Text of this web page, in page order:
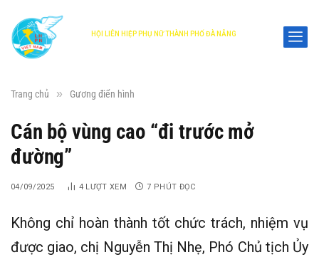
HỘI LIÊN HIỆP PHỤ NỮ THÀNH PHỐ ĐÀ NẴNG
Trang chủ » Gương điển hình
Cán bộ vùng cao “đi trước mở
đường”
04/09/2025 4 LƯỢT XEM 7 PHÚT ĐỌC
Không chỉ hoàn thành tốt chức trách, nhiệm vụ
được giao, chị Nguyễn Thị Nhẹ, Phó Chủ tịch Ủy